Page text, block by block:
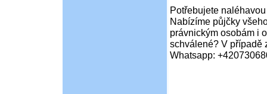
Potřebujete
Nabízíme půjčky
právnickým osobám i
schválené? V případě
Whatsapp: